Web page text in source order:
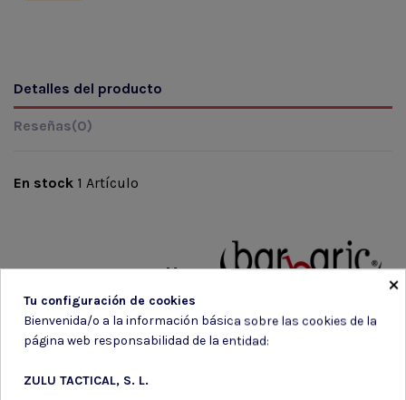
Detalles del producto
Reseñas(0)
Marca
En stock 1 Artículo
×
Tu configuración de cookies
Bienvenida/o a la información básica sobre las cookies de la
página web responsabilidad de la entidad:
ZULU TACTICAL, S. L.